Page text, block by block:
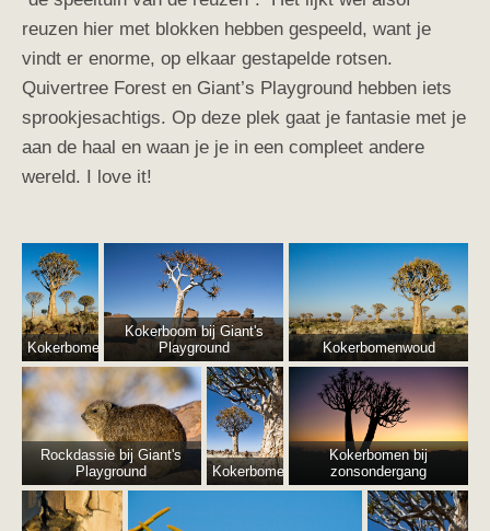
reuzen hier met blokken hebben gespeeld, want je
vindt er enorme, op elkaar gestapelde rotsen.
Quivertree Forest en Giant’s Playground hebben iets
sprookjesachtigs. Op deze plek gaat je fantasie met je
aan de haal en waan je je in een compleet andere
wereld. I love it!
Kokerbomenwoud
Kokerboom bij Giant's
Playground
Kokerbomenwoud
Rockdassie bij Giant's
Playground
Kokerbomenwoud
Kokerbomen bij
zonsondergang